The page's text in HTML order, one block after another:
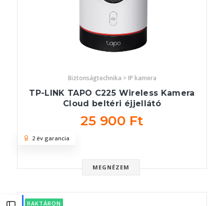
Biztonságtechnika > IP kamera
TP-LINK TAPO C225 Wireless Kamera
Cloud beltéri éjjellátó
25 900 Ft
MEGNÉZEM
2 év garancia
RAKTÁRON